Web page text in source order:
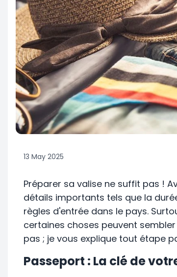
13 May 2025
Préparer sa valise ne suffit pas !
détails importants tels que la
règles d'entrée dans le pays.
certaines choses peuvent
pas ; je vous explique tout étape
Passeport : La clé de